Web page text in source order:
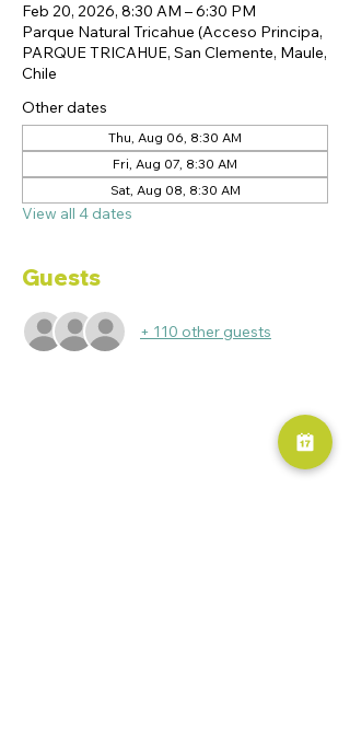
Feb 20, 2026, 8:30 AM – 6:30 PM
Parque Natural Tricahue (Acceso Principa,
PARQUE TRICAHUE, San Clemente, Maule,
Chile
Other dates
Thu, Aug 06, 8:30 AM
Fri, Aug 07, 8:30 AM
Sat, Aug 08, 8:30 AM
View all 4 dates
Guests
+ 110 other guests